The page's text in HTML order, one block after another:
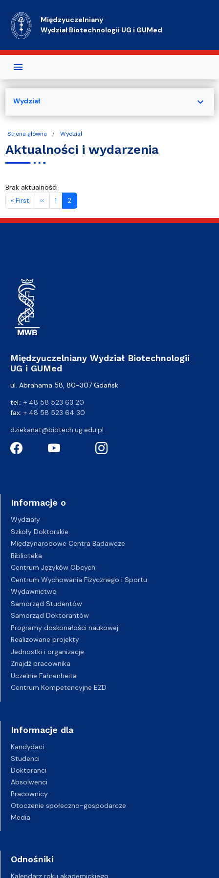
Międzyuczelniany
Wydział Biotechnologii UG i GUMed
Strona główna Wydział
Aktualności i wydarzenia
Brak aktualności
Stronicowanie
« First Pierwsza strona
‹‹ Poprzednia strona
1 2
Wydział expand_more
Międzyuczelniany Wydział Biotechnologii
UG i GUMed
ul. Abrahama 58, 80-307 Gdańsk
tel.: + 48 58 523 63 20
fax: + 48 58 523 64 30
dziekanat@biotech.ug.edu.pl
Informacje o
Wydziały
Szkoły Doktorskie
Międzynarodowe Centra Badawcze
Biblioteka
Centrum Języków Obcych
Centrum Wychowania Fizycznego i Sportu
Wydawnictwo
Samorząd Studentów
Samorząd Doktorantów
Programy doskonałości naukowej
Realizowane projekty
Jednostki i organizacje
Znajdź pracownika
Uczelnie Fahrenheita
Centrum Kompetencyjne EZD
Informacje dla
Kandydaci
Studenci
Doktoranci
Absolwenci
Pracownicy
Otoczenie społeczno-gospodarcze
Media
Odnośniki
Kalendarz roku akademickiego